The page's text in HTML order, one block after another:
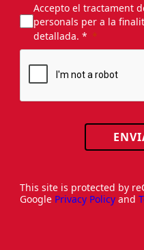
Accepto el tractament
personals per a la
detallada. *
This site is protected by
Google Privacy Policy and